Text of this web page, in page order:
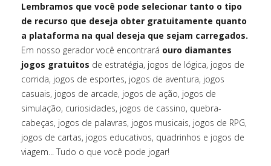
Lembramos que você pode selecionar tanto o tipo
de recurso que deseja obter gratuitamente quanto
a plataforma na qual deseja que sejam carregados.
Em nosso gerador você encontrará ouro diamantes
jogos gratuitos de estratégia, jogos de lógica, jogos de
corrida, jogos de esportes, jogos de aventura, jogos
casuais, jogos de arcade, jogos de ação, jogos de
simulação, curiosidades, jogos de cassino, quebra-
cabeças, jogos de palavras, jogos musicais, jogos de RPG,
jogos de cartas, jogos educativos, quadrinhos e jogos de
viagem... Tudo o que você pode jogar!